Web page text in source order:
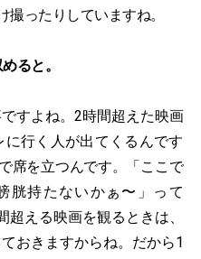
ったりしていますね。
ると。
すよね。2時間超えた映画
行く人が出てくるんです
席を立つんです。「ここで
胱持たないかぁ〜」って
超える映画を観るときは、
おきますからね。だから1